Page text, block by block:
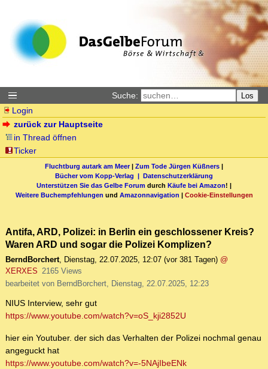
Suche: Los
Login
zurück zur Hauptseite
in Thread öffnen
Ticker
Fluchtburg autark am Meer| Zum Tode Jürgen Küßners |
Bücher vom Kopp-Verlag | Datenschutzerklärung
Unterstützen Sie das Gelbe Forum durch Käufe bei Amazon! |
Weitere Buchempfehlungen und Amazonnavigation | Cookie-Einstellungen
Antifa, ARD, Polizei: in Berlin ein geschlossener Kreis?
Waren ARD und sogar die Polizei Komplizen?
BerndBorchert, Dienstag, 22.07.2025, 12:07 (vor 381 Tagen) @
XERXES 2165 Views
bearbeitet von BerndBorchert, Dienstag, 22.07.2025, 12:23
NIUS Interview, sehr gut
https://www.youtube.com/watch?v=oS_kji2852U
hier ein Youtuber. der sich das Verhalten der Polizei nochmal genau
angeguckt hat
https://www.youtube.com/watch?v=-5NAjIbeENk